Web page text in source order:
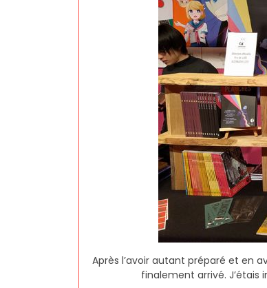
Après l’avoir autant préparé et en
finalement arrivé. J’étais